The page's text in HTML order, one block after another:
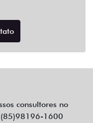
consultores no
(85)98196-1600